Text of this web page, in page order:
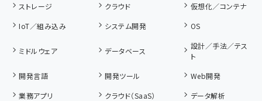
ストレージ
クラウド
仮想化／コンテナ
IoT／組み込み
システム開発 OS
ミドルウェア データベース
設計／手法／テス
ト
開発言語
開発ツール
Web開発
業務アプリ
クラウド（SaaS）
データ解析